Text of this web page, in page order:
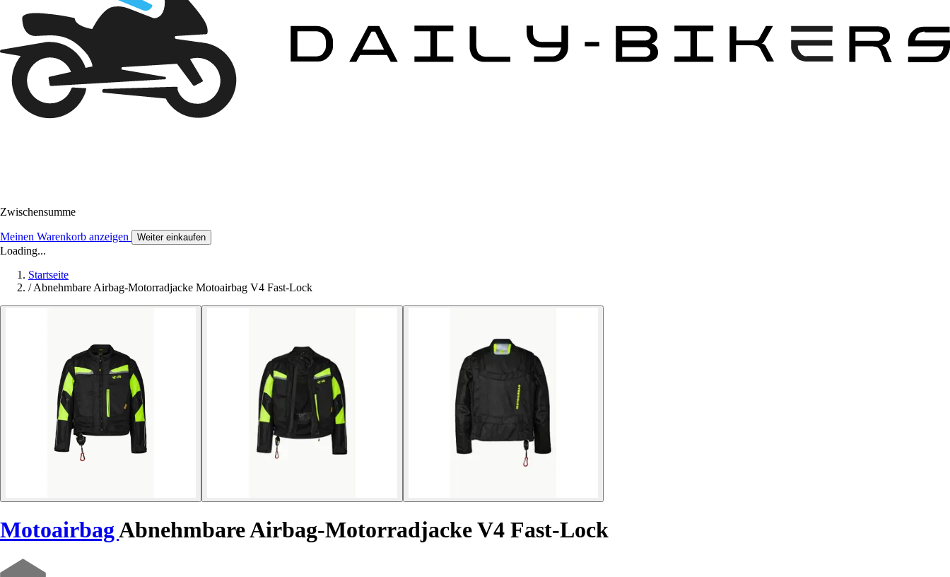
Zwischensumme
Meinen Warenkorb anzeigen Weiter einkaufen
Loading...
Startseite
/ Abnehmbare Airbag-Motorradjacke Motoairbag V4 Fast-Lock
MotoairbagAbnehmbare Airbag-Motorradjacke V4 Fast-Lock